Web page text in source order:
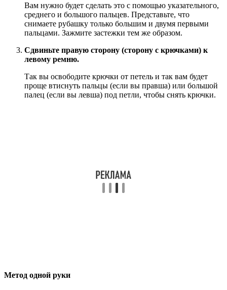
Вам нужно будет сделать это с помощью указательного,
среднего и большого пальцев. Представьте, что
снимаете рубашку только большим и двумя первыми
пальцами. Зажмите застежки тем же образом.
Сдвиньте правую сторону (сторону с крючками) к
левому ремню.
Так вы освободите крючки от петель и так вам будет
проще втиснуть пальцы (если вы правша) или большой
палец (если вы левша) под петли, чтобы снять крючки.
Метод одной руки